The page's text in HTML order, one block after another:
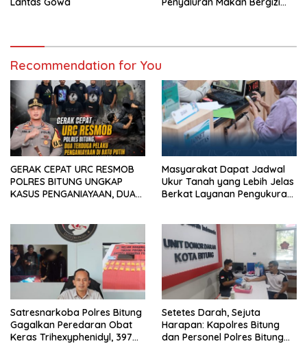
Recommendation for You
GERAK CEPAT URC RESMOB
POLRES BITUNG UNGKAP
KASUS PENGANIAYAAN, DUA
Jam, Polisi Amankan Dua
Terduga Pelaku
Penganiayaan di Batu Putih
Masyarakat Dapat Jadwal
Ukur Tanah yang Lebih Jelas
Berkat Layanan Pengukuran
Satresnarkoba Polres Bitung
Gagalkan Peredaran Obat
Keras Trihexyphenidyl, 397
Setetes Darah, Sejuta
Harapan: Kapolres Bitung
dan Personel Polres Bitung